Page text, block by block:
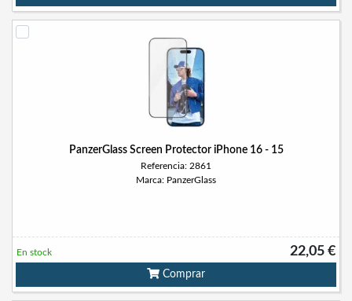
PanzerGlass Screen Protector iPhone 16 - 15
Referencia: 2861
Marca: PanzerGlass
22,05 €
En stock
Comprar